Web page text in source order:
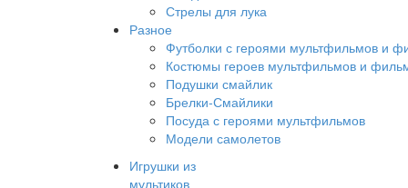
Стрелы для лука
Разное
Футболки с героями мультфильмов и
Костюмы героев мультфильмов и
Подушки смайлик
Брелки-Смайлики
Посуда с героями мультфильмов
Модели самолетов
Игрушки из
мультиков